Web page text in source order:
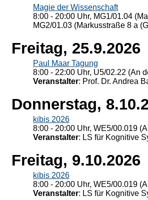
Magie der Wissenschaft
8:00 - 20:00 Uhr, MG1/01.04
MG2/01.03 (Markusstraße 8 a
Freitag, 25.9.2026
Paul Maar Tagung
8:00 - 22:00 Uhr, U5/02.22 (An
Veranstalter: Prof. Dr. Andrea
Donnerstag,
kibis 2026
8:00 - 20:00 Uhr, WE5/00.019
Veranstalter: LS für Kognitive
Freitag, 9.10.2026
kibis 2026
8:00 - 20:00 Uhr, WE5/00.019
Veranstalter: LS für Kognitive